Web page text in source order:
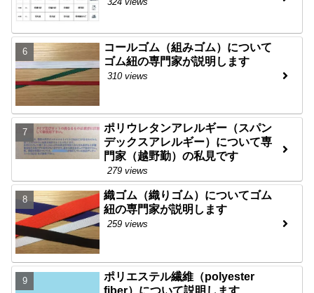
コールゴム（組みゴム）について
ゴム紐の専門家が説明します
310 views
ポリウレタンアレルギー（スパン
デックスアレルギー）について専
門家（越野勤）の私見です
279 views
織ゴム（織りゴム）についてゴム
紐の専門家が説明します
259 views
ポリエステル繊維（polyester
fiber）について説明します